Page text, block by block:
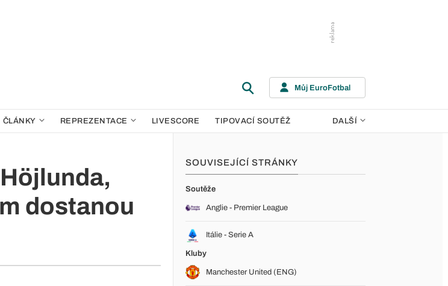
Můj EuroFotbal
ČLÁNKY REPREZENTACE LIVESCORE TIPOVACÍ SOUTĚŽ DALŠÍ
dostanou
SOUVISEJÍCÍ STRÁNKY
Soutěže
Anglie - Premier League
Itálie - Serie A
Kluby
Manchester United (ENG)